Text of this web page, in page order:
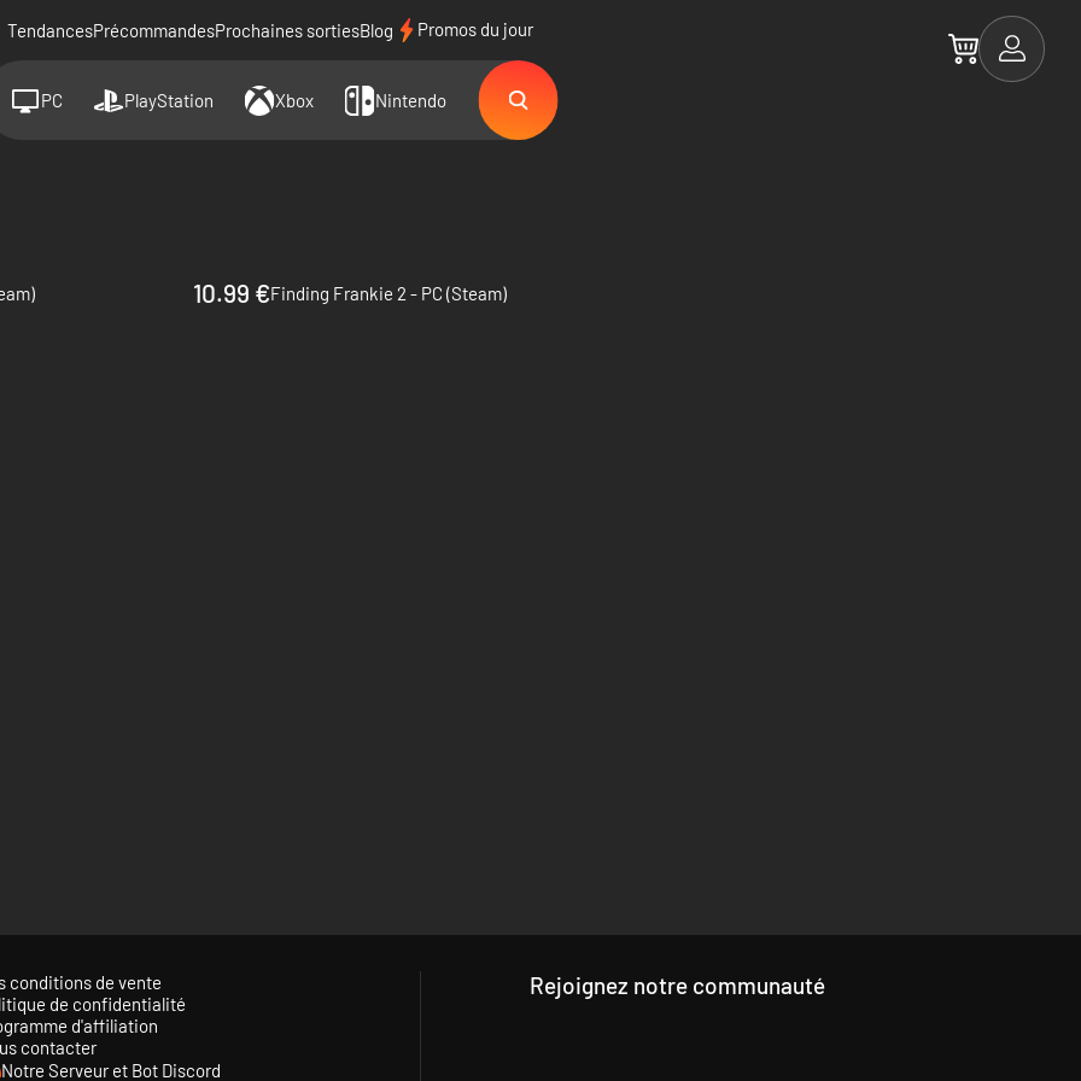
TendancesPrécommandesProchaines sortiesBlog Promos du jour
PC PlayStation Xbox Nintendo
10.99 €Finding Frankie 2 - PC (Steam)
conditions de vente
de confidentialité
d'affiliation
contacter
Notre Serveur et Bot Discord
Rejoignez notre communauté